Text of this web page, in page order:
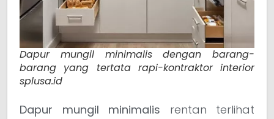
Dapur mungil minimalis dengan barang-
barang yang tertata rapi-kontraktor interior
splusa.id
Dapur mungil minimalis rentan terlihat